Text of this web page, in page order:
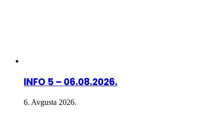
INFO 5 – 06.08.2026.
6. Avgusta 2026.